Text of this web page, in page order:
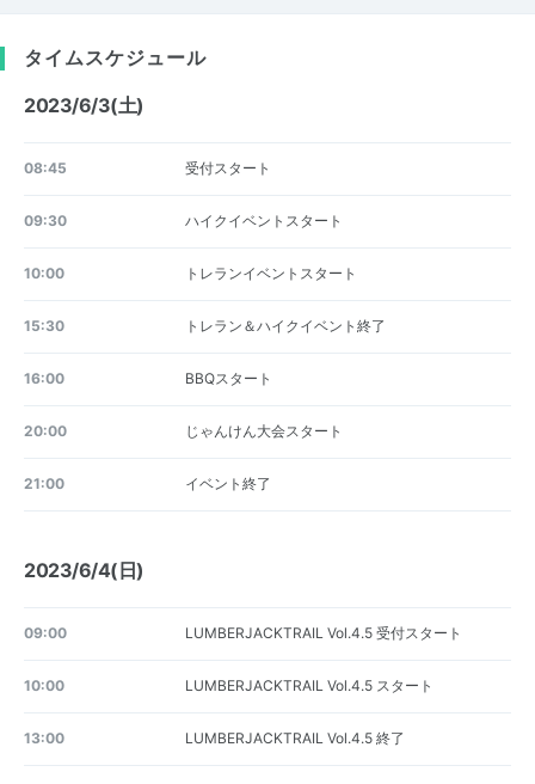
タイムスケジュール
2023/6/3(土)
08:45 受付スタート
09:30 ハイクイベントスタート
10:00 トレランイベントスタート
15:30 トレラン＆ハイクイベント終了
16:00 BBQスタート
20:00 じゃんけん大会スタート
21:00 イベント終了
2023/6/4(日)
09:00 LUMBERJACKTRAIL Vol.4.5 受付スタート
10:00 LUMBERJACKTRAIL Vol.4.5 スタート
13:00 LUMBERJACKTRAIL Vol.4.5 終了